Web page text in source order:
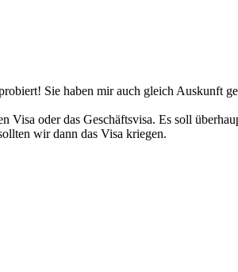
Sie haben mir auch gleich Auskunft
oder das Geschäftsvisa. Es soll
wir dann das Visa kriegen.